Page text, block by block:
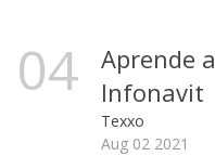
04
Aprende
Infonavit
Texxo
Aug 02 2021